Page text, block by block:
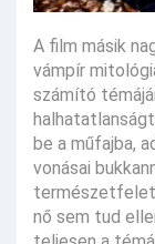
A film másik
vámpír
számító
be a műfajba,
vonásai
nő sem tud